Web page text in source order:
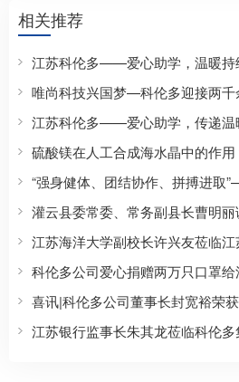
相关推荐
江苏科伦多——爱心助学，温暖持
唯尚科技兴国梦—科伦多迎接两千
江苏科伦多——爱心助学，传递温
硫酸镁在人工合成海水晶中的作用
灌云县委常委、常务副县长曹明
江苏海洋大学副校长许兴友莅临
科伦多公司爱心捐赠两万只口罩
江苏银行监事长朱其龙莅临科伦